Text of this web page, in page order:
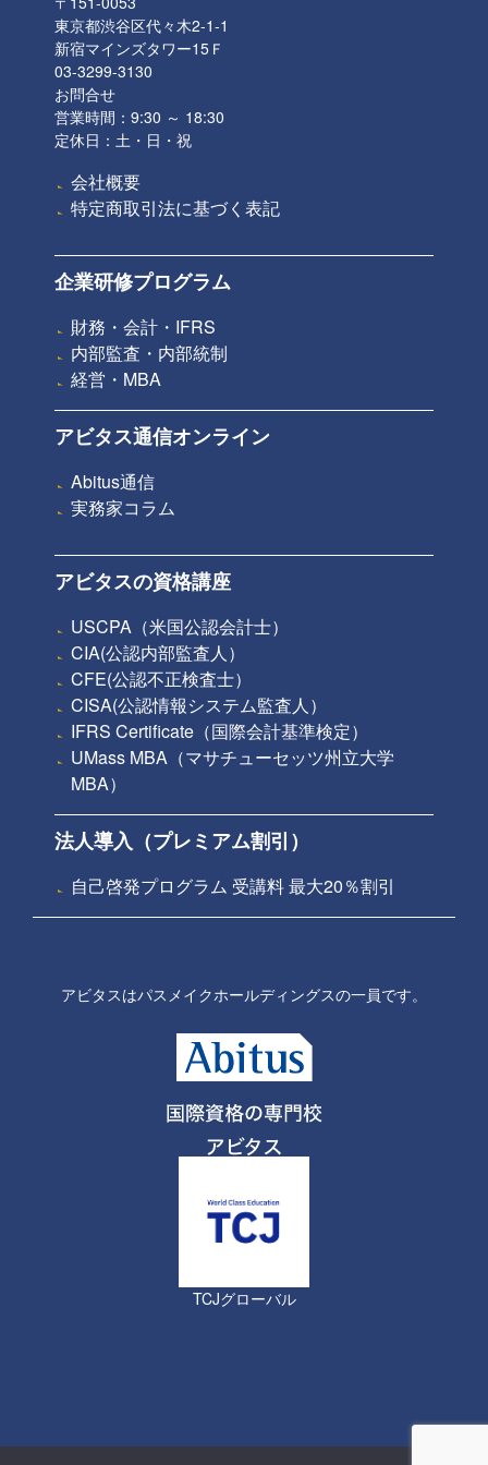
東京都渋谷区代々木2-1-1
新宿マインズタワー15Ｆ
03-3299-3130
お問合せ
営業時間：9:30 ～ 18:30
定休日：土・日・祝
会社概要
特定商取引法に基づく表記
企業研修プログラム
財務・会計・IFRS
内部監査・内部統制
経営・MBA
アビタス通信オンライン
Abitus通信
実務家コラム
アビタスの資格講座
USCPA（米国公認会計士）
CIA(公認内部監査人）
CFE(公認不正検査士）
CISA(公認情報システム監査人）
IFRS Certificate（国際会計基準検定）
UMass MBA（マサチューセッツ州立大学
MBA）
法人導入（プレミアム割引）
自己啓発プログラム 受講料 最大20％割引
アビタスはパスメイクホールディングスの一員です。
TCJグローバル